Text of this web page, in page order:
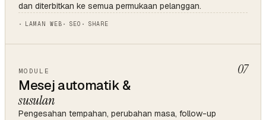
dan diterbitkan ke semua permukaan pelanggan.
LAMAN WEB SEO SHARE
MODULE 07
Mesej automatik &
susulan
Pengesahan tempahan, perubahan masa, follow-up